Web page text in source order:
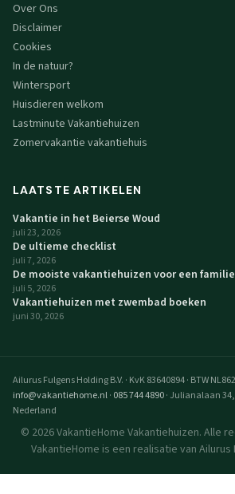
Over Ons
Disclaimer
Cookies
In de natuur?
Wintersport
Huisdieren welkom
Lastminute Vakantiehuizen
Zomervakantie vakantiehuis
LAATSTE ARTIKELEN
Vakantie in het Beierse Woud
juli 23, 2026
De ultieme checklist
juli 7, 2026
De mooiste vakantiehuizen voor een
juli 5, 2026
Vakantiehuizen met zwembad boeken
juni 30, 2026
Ailurus Fulgens Holding B.V. · KvK 83640894· BTW
info@vakantiehome.nl· 085 744 4890· Julianalaan
Nederland
© 2026 VakantieHome Vakantiehuizen. Alle
VakantieHome is een realisatie van Ailurus